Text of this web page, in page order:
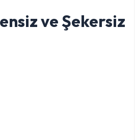
ve Şekersiz